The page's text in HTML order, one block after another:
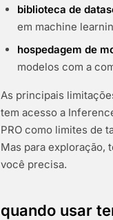
biblioteca de
em machine
hospedagem de
modelos com a
As principais
tem acesso a
PRO como limites de
Mas para exploração,
você precisa.
quando usar